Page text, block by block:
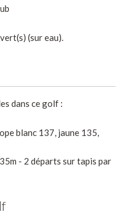
(sur eau).
dans ce golf :
blanc 137, jaune 135,
- 2 départs sur tapis par